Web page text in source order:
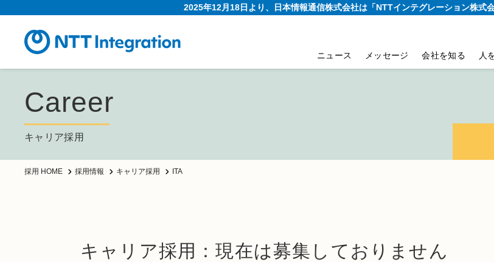
2025年12月18日より、日本情報通信株式会社は「NTTインテグレーション株式
ニュース メッセージ 会社を知る 人
Career
キャリア採用
採用 HOME 採用情報 キャリア採用 ITA
キャリア採用：現在は募集しておりません